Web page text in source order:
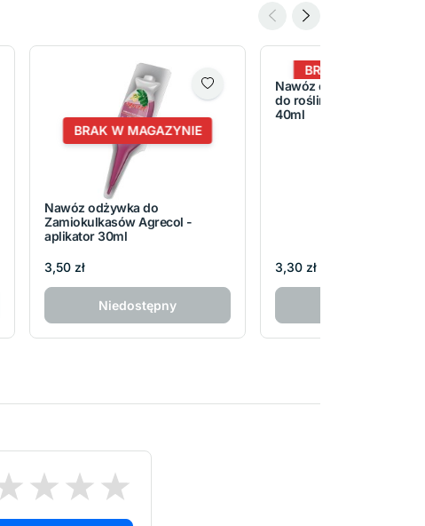
BRAK W MAGAZYNIE
Nawóz odżywka do
Zamiokulkasów Agrecol -
aplikator 30ml
3,50 zł
Niedostępny
BRAK W
Nawóz odżywka
do roślin PLANTA -
40ml
3,30 zł